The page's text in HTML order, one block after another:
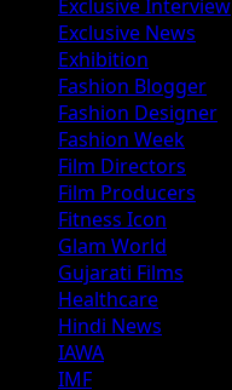
Exclusive Interview
Exclusive News
Exhibition
Fashion Blogger
Fashion Designer
Fashion Week
Film Directors
Film Producers
Fitness Icon
Glam World
Gujarati Films
Healthcare
Hindi News
IAWA
IMF